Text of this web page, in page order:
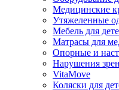
Медицинские
Утяжеленные
Мебель для
Матрасы для
Опорные и
Нарушения
VitaMove
Коляски для